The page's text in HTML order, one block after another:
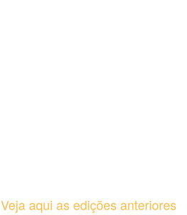
Veja aqui as edições anteriores